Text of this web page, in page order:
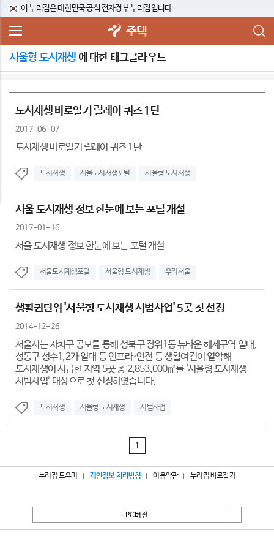
이 누리집은 대한민국 공식 전자정부 누리집입니다.
주택
서울형 도시재생 에 대한 태그클라우드
도시재생 바로알기 릴레이 퀴즈 1탄
2017-06-07
도시재생 바로알기 릴레이 퀴즈 1탄
도시재생 서울도시재생포털 서울형 도시재생
서울 도시재생 정보 한눈에 보는 포털 개설
2017-01-16
서울 도시재생 정보 한눈에 보는 포털 개설
서울도시재생포털 서울형 도시재생 우리서울
생활권단위 '서울형 도시재생 시범사업' 5곳 첫 선정
2014-12-26
서울시는 자치구 공모를 통해 성북구 장위1동 뉴타운 해제구역 일대,
성동구 성수1,2가 일대 등 인프라·안전 등 생활여건이 열악해
도시재생이 시급한 지역 5곳 총 2,853,000㎡를 ‘서울형 도시재생
시범사업’ 대상으로 첫 선정하였습니다.
도시재생 서울형 도시재생 시범사업
1
누리집 도우미 개인정보 처리방침 이용약관 누리집 바로잡기
PC버전